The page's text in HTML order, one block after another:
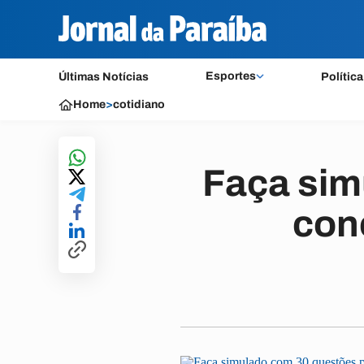
Últimas Notícias Esportes Política
Home>cotidiano
Faça